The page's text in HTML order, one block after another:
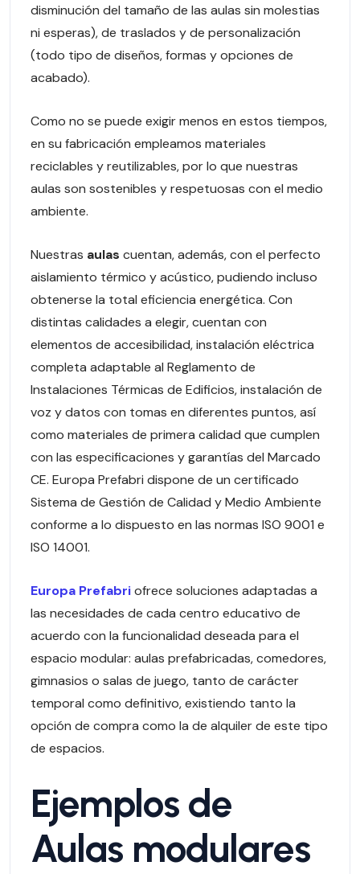
disminución del tamaño de las aulas sin molestias
ni esperas), de traslados y de personalización
(todo tipo de diseños, formas y opciones de
acabado).
Como no se puede exigir menos en estos tiempos,
en su fabricación empleamos materiales
reciclables y reutilizables, por lo que nuestras
aulas son sostenibles y respetuosas con el medio
ambiente.
Nuestras aulas cuentan, además, con el perfecto
aislamiento térmico y acústico, pudiendo incluso
obtenerse la total eficiencia energética. Con
distintas calidades a elegir, cuentan con
elementos de accesibilidad, instalación eléctrica
completa adaptable al Reglamento de
Instalaciones Térmicas de Edificios, instalación de
voz y datos con tomas en diferentes puntos, así
como materiales de primera calidad que cumplen
con las especificaciones y garantías del Marcado
CE. Europa Prefabri dispone de un certificado
Sistema de Gestión de Calidad y Medio Ambiente
conforme a lo dispuesto en las normas ISO 9001 e
ISO 14001.
Europa Prefabriofrece soluciones adaptadas a
las necesidades de cada centro educativo de
acuerdo con la funcionalidad deseada para el
espacio modular: aulas prefabricadas, comedores,
gimnasios o salas de juego, tanto de carácter
temporal como definitivo, existiendo tanto la
opción de compra como la de alquiler de este tipo
de espacios.
Ejemplos de
Aulas modulares